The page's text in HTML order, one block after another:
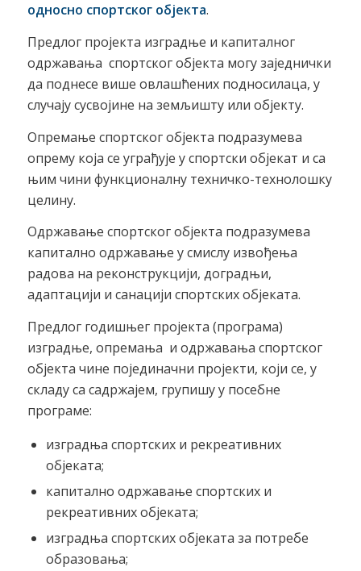
односно спортског објекта.
Предлог пројекта изградње и капиталног
одржавања спортског објекта могу заједнички
да поднесе више овлашћених подносилаца, у
случају сусвојине на земљишту или објекту.
Опремање спортског објекта подразумева
опрему која се уграђује у спортски објекат и са
њим чини функционалну техничко-технолошку
целину.
Одржавање спортског објекта подразумева
капитално одржавање у смислу извођења
радова на реконструкцији, доградњи,
адаптацији и санацији спортских објеката.
Предлог годишњег пројекта (програма)
изградње, опремања и одржавања спортског
објекта чине појединачни пројекти, који се, у
складу са садржајем, групишу у посебне
програме:
изградња спортских и рекреативних
објеката;
капитално одржавање спортских и
рекреативних објеката;
изградња спортских објеката за потребе
образовања;